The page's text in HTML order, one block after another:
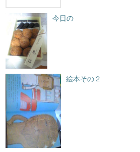
今日の
絵本その２